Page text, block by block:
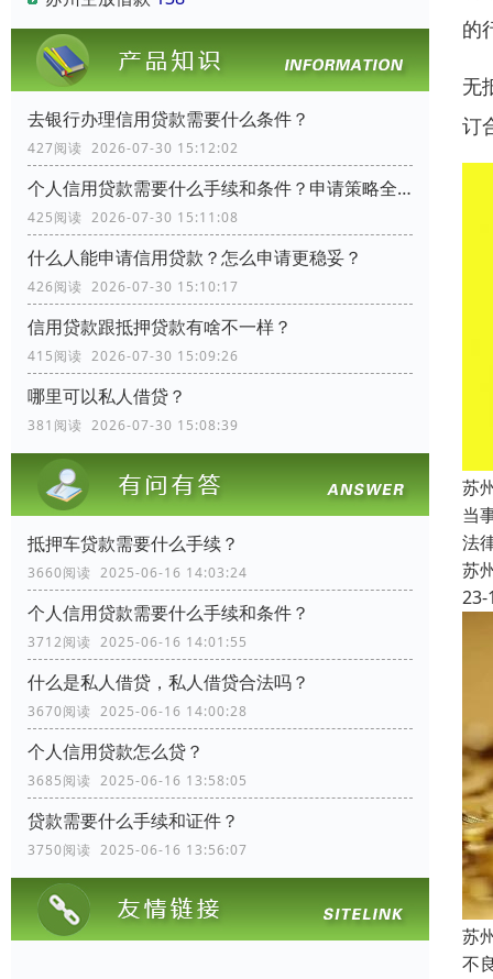
去银行办理信用贷款需要什么条件？
427阅读 2026-07-30 15:12:02
个人信用贷款需要什么手续和条件？申请策略全流程指南
425阅读 2026-07-30 15:11:08
什么人能申请信用贷款？怎么申请更稳妥？
426阅读 2026-07-30 15:10:17
信用贷款跟抵押贷款有啥不一样？
415阅读 2026-07-30 15:09:26
哪里可以私人借贷？
381阅读 2026-07-30 15:08:39
抵押车贷款需要什么手续？
3660阅读 2025-06-16 14:03:24
个人信用贷款需要什么手续和条件？
3712阅读 2025-06-16 14:01:55
什么是私人借贷，私人借贷合法吗？
3670阅读 2025-06-16 14:00:28
个人信用贷款怎么贷？
3685阅读 2025-06-16 13:58:05
贷款需要什么手续和证件？
3750阅读 2025-06-16 13:56:07
的
无
订
苏
当
法
苏
23-
苏
不